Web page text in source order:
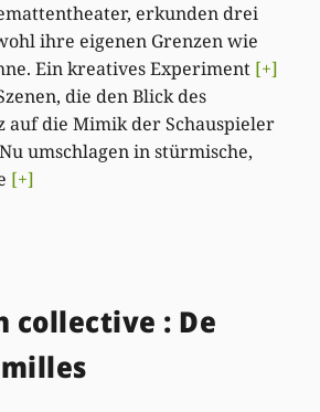
erkunden drei
ihre eigenen Grenzen wie
Ein kreatives Experiment [+]
die den Blick des
auf die Mimik der Schauspieler
umschlagen in stürmische,
[+]
collective : De